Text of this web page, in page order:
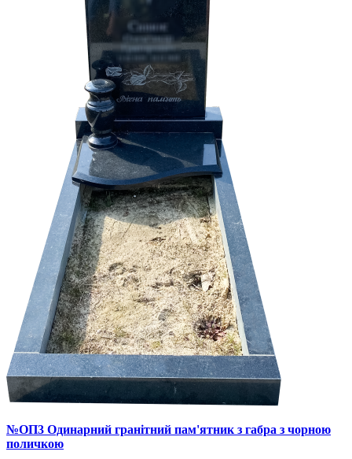
№ОП3 Одинарний гранітний пам'ятник з габра з чорною
поличкою